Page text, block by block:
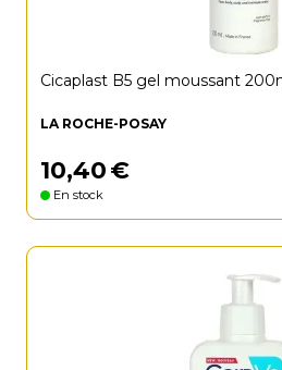
Cicaplast B5 gel moussant
LA ROCHE-POSAY
10,40€
En stock